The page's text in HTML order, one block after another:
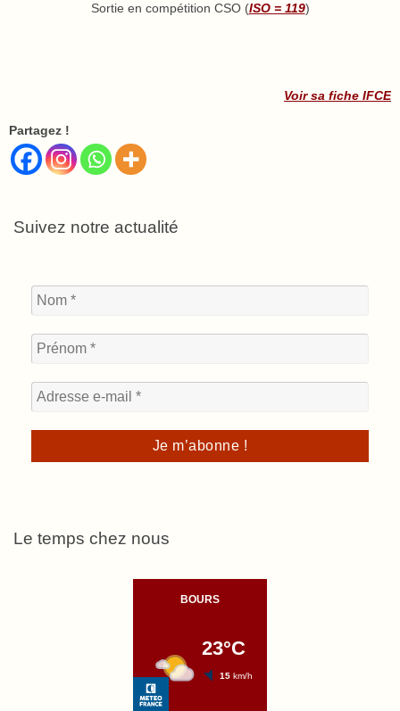
Sortie en compétition CSO (ISO = 119)
Voir sa fiche IFCE
Partagez !
Suivez notre actualité
Le temps chez nous